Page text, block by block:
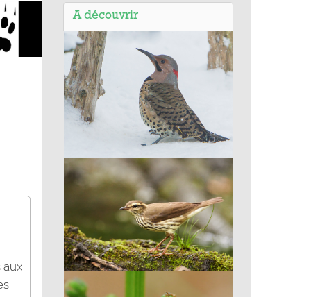
aux
Valbert (70) - Parc animalier
A découvrir
Pic flamboyant